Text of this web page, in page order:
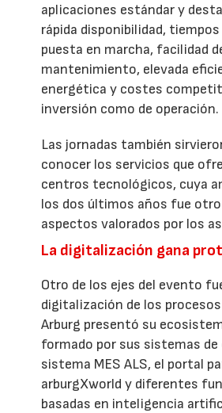
aplicaciones estándar y
rápida disponibilidad,
puesta en marcha, facilidad
mantenimiento, elevada
energética y costes
inversión como de operación.
Las jornadas también
conocer los servicios que
centros tecnológicos, cuya
los dos últimos años fue otro
aspectos valorados por los
La digitalización gana
Otro de los ejes del evento
digitalización de los
Arburg presentó su
formado por sus sistemas
sistema MES ALS, el portal
arburgXworld y diferentes
basadas en inteligencia